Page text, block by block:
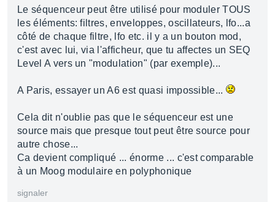
Le séquenceur peut être utilisé pour moduler TOUS
les éléments: filtres, enveloppes, oscillateurs, lfo...a
côté de chaque filtre, lfo etc. il y a un bouton mod,
c'est avec lui, via l'afficheur, que tu affectes un SEQ
Level A vers un "modulation" (par exemple)...
A Paris, essayer un A6 est quasi impossible...
Cela dit n'oublie pas que le séquenceur est une
source mais que presque tout peut être source pour
autre chose...
Ca devient compliqué ... énorme ... c'est comparable
à un Moog modulaire en polyphonique
signaler